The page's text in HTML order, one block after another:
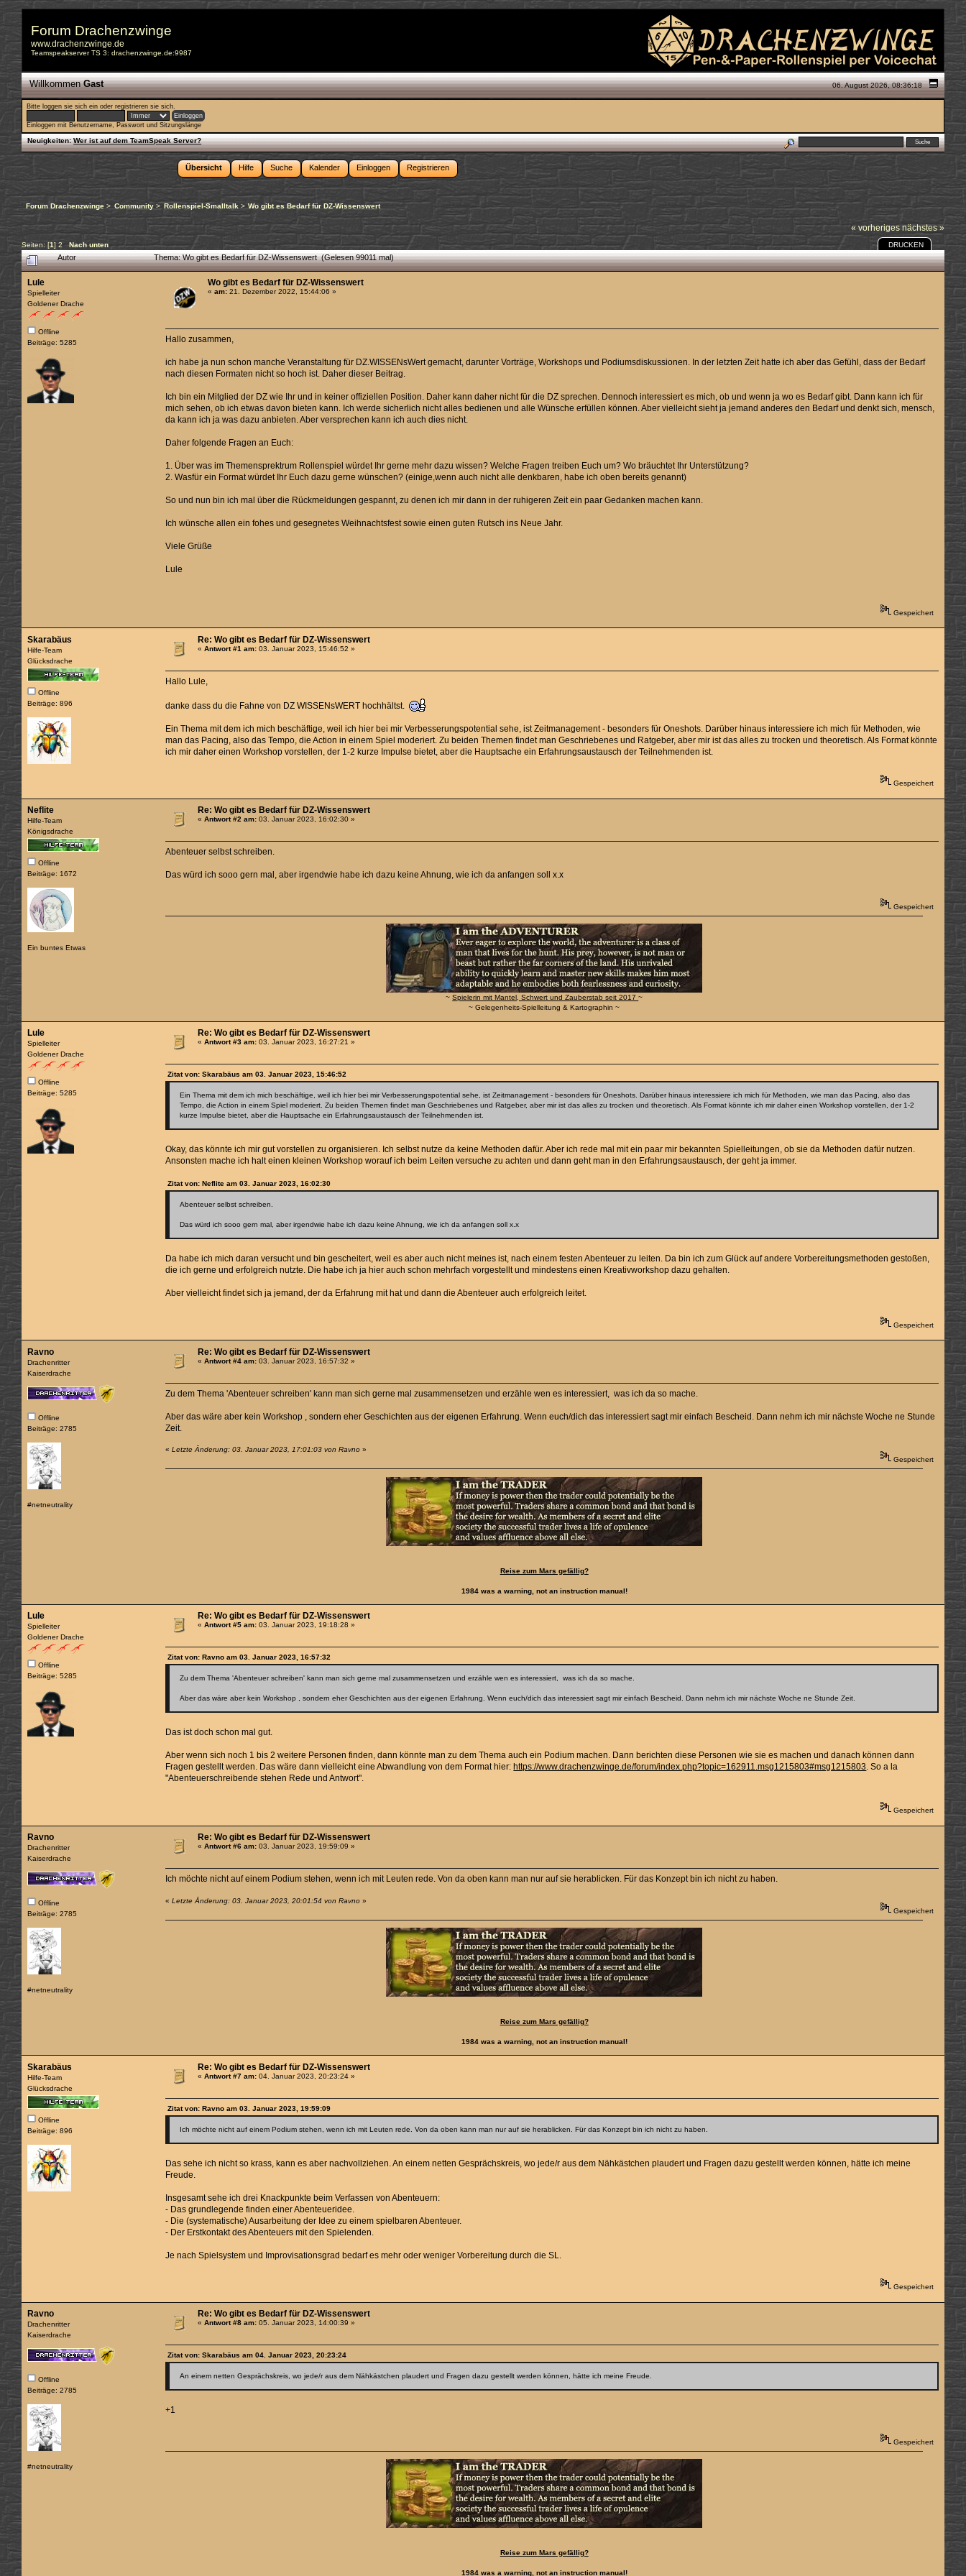
Forum Drachenzwinge
www.drachenzwinge.de
Teamspeakserver TS 3: drachenzwinge.de:9987
06. August 2026, 08:36:18
WillkommenGast
Bitte loggen sie sich ein oderregistrieren sie sich.
Einloggen mit Benutzername, Passwort und Sitzungslänge
Neuigkeiten: Wer ist auf dem TeamSpeak Server?
Übersicht Hilfe Suche Kalender Einloggen Registrieren
Forum Drachenzwinge > Community> Rollenspiel-Smalltalk > Wo gibt es Bedarf für DZ-Wissenswert
« vorheriges nächstes »
Seiten: [1] 2 Nach unten DRUCKEN
Autor Thema: Wo gibt es Bedarf für DZ-Wissenswert (Gelesen 99011 mal)
Lule
Spielleiter
Goldener Drache
Offline
Beiträge: 5285
Wo gibt es Bedarf für DZ-Wissenswert
«am: 21. Dezember 2022, 15:44:06 »
Hallo zusammen,
ich habe ja nun schon manche Veranstaltung für DZ.WISSENsWert gemacht, darunter Vorträge, Workshops und Podiumsdiskussionen. In der letzten Zeit hatte ich aber das Gefühl, dass der Bedarf
nach diesen Formaten nicht so hoch ist. Daher dieser Beitrag.
Ich bin ein Mitglied der DZ wie Ihr und in keiner offiziellen Position. Daher kann daher nicht für die DZ sprechen. Dennoch interessiert es mich, ob und wenn ja wo es Bedarf gibt. Dann kann ich für
mich sehen, ob ich etwas davon bieten kann. Ich werde sicherlich nicht alles bedienen und alle Wünsche erfüllen können. Aber vielleicht sieht ja jemand anderes den Bedarf und denkt sich, mensch,
da kann ich ja was dazu anbieten. Aber versprechen kann ich auch dies nicht.
Daher folgende Fragen an Euch:
1. Über was im Themensprektrum Rollenspiel würdet Ihr gerne mehr dazu wissen? Welche Fragen treiben Euch um? Wo bräuchtet Ihr Unterstützung?
2. Wasfür ein Format würdet Ihr Euch dazu gerne wünschen? (einige,wenn auch nicht alle denkbaren, habe ich oben bereits genannt)
So und nun bin ich mal über die Rückmeldungen gespannt, zu denen ich mir dann in der ruhigeren Zeit ein paar Gedanken machen kann.
Ich wünsche allen ein fohes und gesegnetes Weihnachtsfest sowie einen guten Rutsch ins Neue Jahr.
Viele Grüße
Lule
Gespeichert
Skarabäus
Hilfe-Team
Glücksdrache
Offline
Beiträge: 896
Re: Wo gibt es Bedarf für DZ-Wissenswert
«Antwort #1 am: 03. Januar 2023, 15:46:52 »
Hallo Lule,
danke dass du die Fahne von DZ WISSENsWERT hochhältst.
Ein Thema mit dem ich mich beschäftige, weil ich hier bei mir Verbesserungspotential sehe, ist Zeitmanagement - besonders für Oneshots. Darüber hinaus interessiere ich mich für Methoden, wie
man das Pacing, also das Tempo, die Action in einem Spiel moderiert. Zu beiden Themen findet man Geschriebenes und Ratgeber, aber mir ist das alles zu trocken und theoretisch. Als Format könnte
ich mir daher einen Workshop vorstellen, der 1-2 kurze Impulse bietet, aber die Hauptsache ein Erfahrungsaustausch der Teilnehmenden ist.
Gespeichert
Neflite
Hilfe-Team
Königsdrache
Offline
Beiträge: 1672
Ein buntes Etwas
Re: Wo gibt es Bedarf für DZ-Wissenswert
«Antwort #2 am: 03. Januar 2023, 16:02:30 »
Abenteuer selbst schreiben.
Das würd ich sooo gern mal, aber irgendwie habe ich dazu keine Ahnung, wie ich da anfangen soll x.x
Gespeichert
~Spielerin mit Mantel, Schwert und Zauberstab seit 2017~
~ Gelegenheits-Spielleitung & Kartographin ~
Lule
Spielleiter
Goldener Drache
Offline
Beiträge: 5285
Re: Wo gibt es Bedarf für DZ-Wissenswert
«Antwort #3 am: 03. Januar 2023, 16:27:21 »
Zitat von: Skarabäus am 03. Januar 2023, 15:46:52
Ein Thema mit dem ich mich beschäftige, weil ich hier bei mir Verbesserungspotential sehe, ist Zeitmanagement - besonders für Oneshots. Darüber hinaus interessiere ich mich für Methoden, wie man das Pacing, also das
Tempo, die Action in einem Spiel moderiert. Zu beiden Themen findet man Geschriebenes und Ratgeber, aber mir ist das alles zu trocken und theoretisch. Als Format könnte ich mir daher einen Workshop vorstellen, der 1-2
kurze Impulse bietet, aber die Hauptsache ein Erfahrungsaustausch der Teilnehmenden ist.
Okay, das könnte ich mir gut vorstellen zu organisieren. Ich selbst nutze da keine Methoden dafür. Aber ich rede mal mit ein paar mir bekannten Spielleitungen, ob sie da Methoden dafür nutzen.
Ansonsten mache ich halt einen kleinen Workshop worauf ich beim Leiten versuche zu achten und dann geht man in den Erfahrungsaustausch, der geht ja immer.
Zitat von: Neflite am 03. Januar 2023, 16:02:30
Abenteuer selbst schreiben.
Das würd ich sooo gern mal, aber irgendwie habe ich dazu keine Ahnung, wie ich da anfangen soll x.x
Da habe ich mich daran versucht und bin gescheitert, weil es aber auch nicht meines ist, nach einem festen Abenteuer zu leiten. Da bin ich zum Glück auf andere Vorbereitungsmethoden gestoßen,
die ich gerne und erfolgreich nutzte. Die habe ich ja hier auch schon mehrfach vorgestellt und mindestens einen Kreativworkshop dazu gehalten.
Aber vielleicht findet sich ja jemand, der da Erfahrung mit hat und dann die Abenteuer auch erfolgreich leitet.
Gespeichert
Ravno
Drachenritter
Kaiserdrache
Offline
Beiträge: 2785
#netneutrality
Re: Wo gibt es Bedarf für DZ-Wissenswert
«Antwort #4 am: 03. Januar 2023, 16:57:32 »
Zu dem Thema 'Abenteuer schreiben' kann man sich gerne mal zusammensetzen und erzähle wen es interessiert, was ich da so mache.
Aber das wäre aber kein Workshop , sondern eher Geschichten aus der eigenen Erfahrung. Wenn euch/dich das interessiert sagt mir einfach Bescheid. Dann nehm ich mir nächste Woche ne Stunde
Zeit.
«Letzte Änderung: 03. Januar 2023, 17:01:03 von Ravno »
Gespeichert
Reise zum Mars gefällig?
1984 was a warning, not an instruction manual!
Lule
Spielleiter
Goldener Drache
Offline
Beiträge: 5285
Re: Wo gibt es Bedarf für DZ-Wissenswert
«Antwort #5 am: 03. Januar 2023, 19:18:28 »
Zitat von: Ravno am 03. Januar 2023, 16:57:32
Zu dem Thema 'Abenteuer schreiben' kann man sich gerne mal zusammensetzen und erzähle wen es interessiert, was ich da so mache.
Aber das wäre aber kein Workshop , sondern eher Geschichten aus der eigenen Erfahrung. Wenn euch/dich das interessiert sagt mir einfach Bescheid. Dann nehm ich mir nächste Woche ne Stunde Zeit.
Das ist doch schon mal gut.
Aber wenn sich noch 1 bis 2 weitere Personen finden, dann könnte man zu dem Thema auch ein Podium machen. Dann berichten diese Personen wie sie es machen und danach können dann
Fragen gestellt werden. Das wäre dann vielleicht eine Abwandlung von dem Format hier: https://www.drachenzwinge.de/forum/index.php?topic=162911.msg1215803#msg1215803. So a la
"Abenteuerschreibende stehen Rede und Antwort".
Gespeichert
Ravno
Drachenritter
Kaiserdrache
Offline
Beiträge: 2785
#netneutrality
Re: Wo gibt es Bedarf für DZ-Wissenswert
«Antwort #6 am: 03. Januar 2023, 19:59:09 »
Ich möchte nicht auf einem Podium stehen, wenn ich mit Leuten rede. Von da oben kann man nur auf sie herablicken. Für das Konzept bin ich nicht zu haben.
«Letzte Änderung: 03. Januar 2023, 20:01:54 von Ravno »
Gespeichert
Reise zum Mars gefällig?
1984 was a warning, not an instruction manual!
Skarabäus
Hilfe-Team
Glücksdrache
Offline
Beiträge: 896
Re: Wo gibt es Bedarf für DZ-Wissenswert
«Antwort #7 am: 04. Januar 2023, 20:23:24 »
Zitat von: Ravno am 03. Januar 2023, 19:59:09
Ich möchte nicht auf einem Podium stehen, wenn ich mit Leuten rede. Von da oben kann man nur auf sie herablicken. Für das Konzept bin ich nicht zu haben.
Das sehe ich nicht so krass, kann es aber nachvollziehen. An einem netten Gesprächskreis, wo jede/r aus dem Nähkästchen plaudert und Fragen dazu gestellt werden können, hätte ich meine
Freude.
Insgesamt sehe ich drei Knackpunkte beim Verfassen von Abenteuern:
- Das grundlegende finden einer Abenteueridee.
- Die (systematische) Ausarbeitung der Idee zu einem spielbaren Abenteuer.
- Der Erstkontakt des Abenteuers mit den Spielenden.
Je nach Spielsystem und Improvisationsgrad bedarf es mehr oder weniger Vorbereitung durch die SL.
Gespeichert
Ravno
Drachenritter
Kaiserdrache
Offline
Beiträge: 2785
#netneutrality
Re: Wo gibt es Bedarf für DZ-Wissenswert
«Antwort #8 am: 05. Januar 2023, 14:00:39 »
Zitat von: Skarabäus am 04. Januar 2023, 20:23:24
An einem netten Gesprächskreis, wo jede/r aus dem Nähkästchen plaudert und Fragen dazu gestellt werden können, hätte ich meine Freude.
+1
Gespeichert
Reise zum Mars gefällig?
1984 was a warning, not an instruction manual!